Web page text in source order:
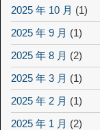
2025 年 10 月 (1)
2025 年 9 月 (1)
2025 年 8 月 (2)
2025 年 3 月 (1)
2025 年 2 月 (1)
2025 年 1 月 (2)